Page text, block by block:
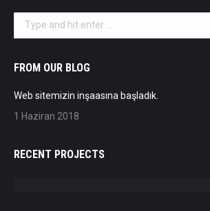
Search:
FROM OUR BLOG
Web sitemizin inşaasına başladık.
1 Haziran 2018
RECENT PROJECTS